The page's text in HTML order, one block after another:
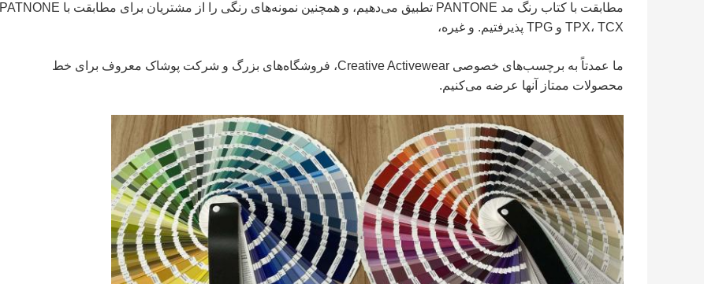
مطابقت با کتاب رنگ مد PANTONE تطبیق می‌دهیم، و همچنین نمونه‌های رنگی را از مشتریان برای مطابقت با PATNONE
TPX، TCX و TPG پذیرفتیم. و غیره،
ما عمدتاً به برچسب‌های خصوصی Creative Activewear، فروشگاه‌های بزرگ و شرکت پوشاک معروف برای خط
محصولات ممتاز آنها عرضه می‌کنیم.